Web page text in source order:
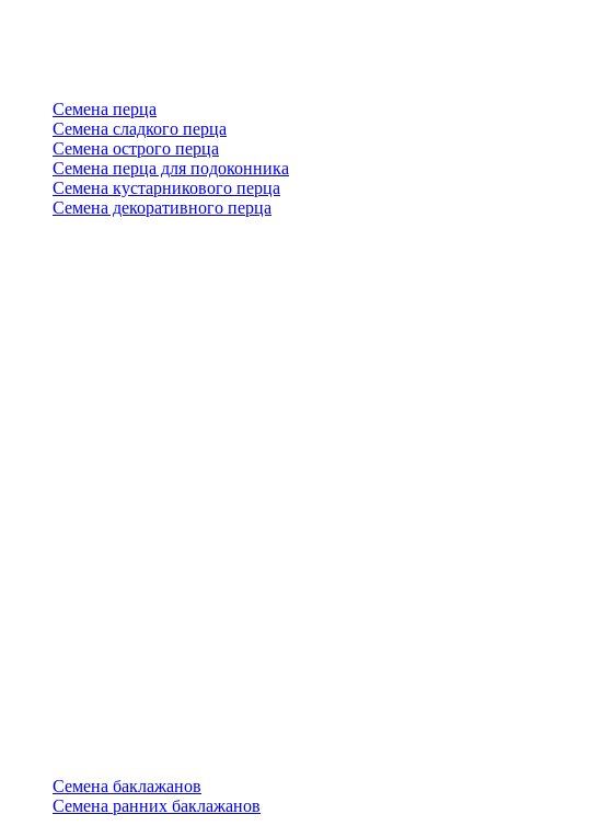
Семена перца
Семена сладкого перца
Семена острого перца
Семена перца для подоконника
Семена кустарникового перца
Семена декоративного перца
Семена баклажанов
Семена ранних баклажанов